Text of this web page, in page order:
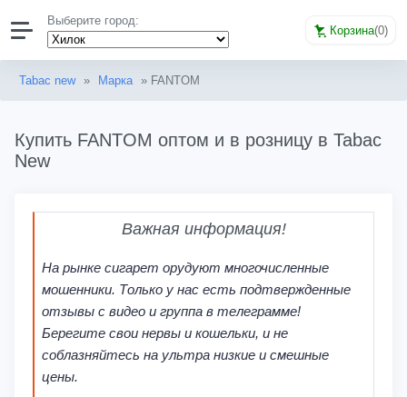
Выберите город:
Корзина(0)
Tabac new » Марка » FANTOM
Купить FANTOM оптом и в розницу в Tabac
New
Важная информация!
На рынке сигарет орудуют многочисленные
мошенники. Только у нас есть подтвержденные
отзывы с видео и группа в телеграмме!
Берегите свои нервы и кошельки, и не
соблазняйтесь на ультра низкие и смешные
цены.